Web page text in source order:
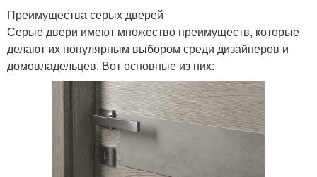
Преимущества серых дверей
Серые двери имеют множество преимуществ, которые
делают их популярным выбором среди дизайнеров и
домовладельцев. Вот основные из них: